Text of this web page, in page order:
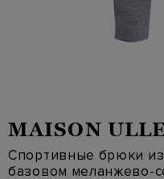
MAISON
Спортивные брюки
базовом меланжево-